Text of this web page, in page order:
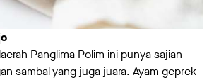
Panglima Polim ini punya sajian
sambal yang juga juara. Ayam geprek